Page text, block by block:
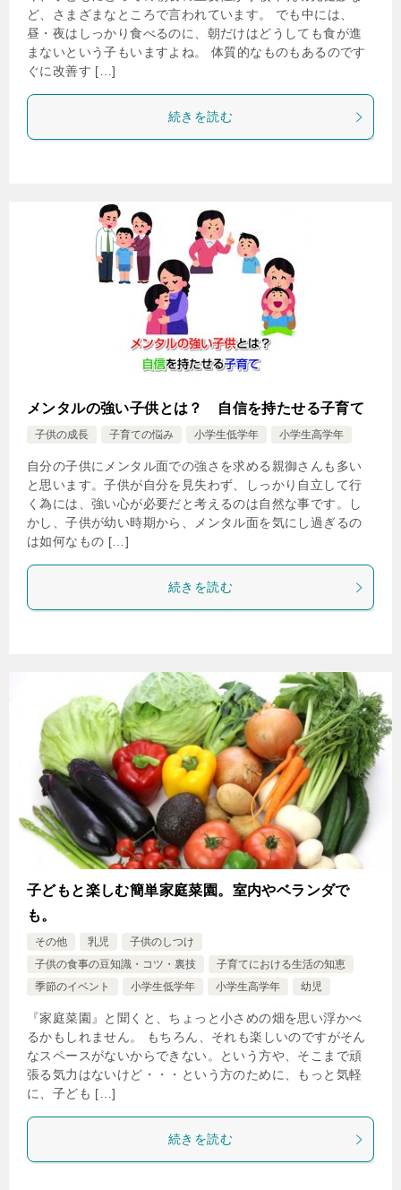
ど、さまざまなところで言われています。 でも中には、
昼・夜はしっかり食べるのに、朝だけはどうしても食が進
まないという子もいますよね。 体質的なものもあるのです
ぐに改善す […]
続きを読む
メンタルの強い子供とは？ 自信を持たせる子育て
子供の成長 子育ての悩み 小学生低学年 小学生高学年
自分の子供にメンタル面での強さを求める親御さんも多い
と思います。子供が自分を見失わず、しっかり自立して行
く為には、強い心が必要だと考えるのは自然な事です。し
かし、子供が幼い時期から、メンタル面を気にし過ぎるの
は如何なもの […]
続きを読む
子どもと楽しむ簡単家庭菜園。室内やベランダで
も。
その他 乳児
子供のしつけ
子供の食事の豆知識・コツ・裏技
子育てにおける生活の知恵
季節のイベント
小学生低学年 小学生高学年 幼児
『家庭菜園』と聞くと、ちょっと小さめの畑を思い浮かべ
るかもしれません。 もちろん、それも楽しいのですがそん
なスペースがないからできない。という方や、そこまで頑
張る気力はないけど・・・という方のために、もっと気軽
に、子ども […]
続きを読む